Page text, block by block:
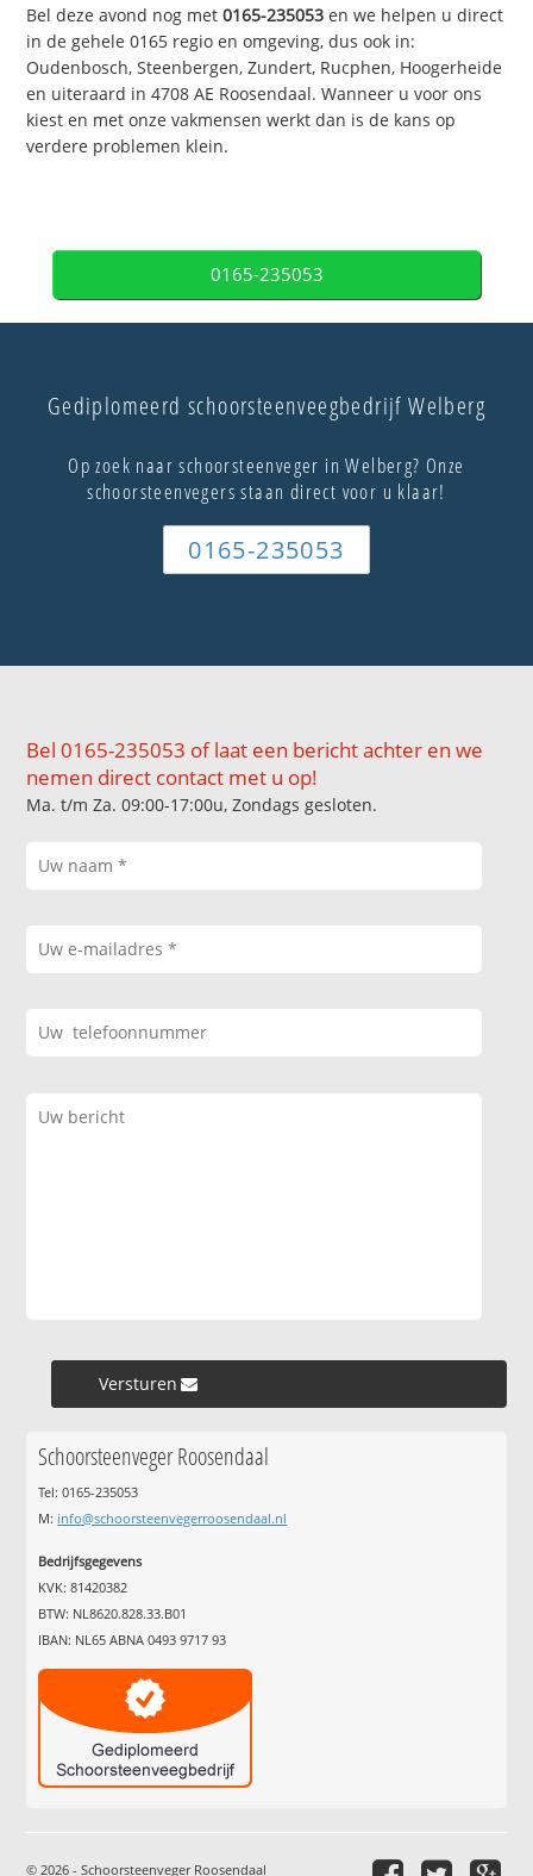
Bel deze avond nog met0165-235053 en we helpen u direct
in de gehele 0165 regio en omgeving, dus ook in:
Oudenbosch, Steenbergen, Zundert, Rucphen, Hoogerheide
en uiteraard in 4708 AE Roosendaal. Wanneer u voor ons
kiest en met onze vakmensen werkt dan is de kans op
verdere problemen klein.
0165-235053
Gediplomeerd schoorsteenveegbedrijf Welberg
Op zoek naar schoorsteenveger in Welberg? Onze
schoorsteenvegers staan direct voor u klaar!
0165-235053
Bel 0165-235053 of laat een bericht achter en we
nemen direct contact met u op!
Ma. t/m Za. 09:00-17:00u, Zondags gesloten.
Versturen »
Schoorsteenveger Roosendaal
Tel: 0165-235053
M: info@schoorsteenvegerroosendaal.nl
Bedrijfsgegevens
KVK: 81420382
BTW: NL8620.828.33.B01
IBAN: NL65 ABNA 0493 9717 93
© 2026 - Schoorsteenveger Roosendaal